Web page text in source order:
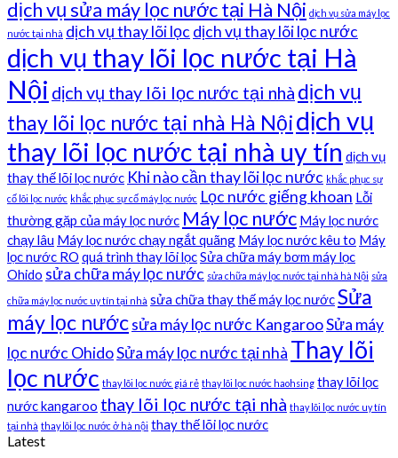
dịch vụ sửa máy lọc nước tại Hà Nội dịch vụ sửa máy lọc
nước tại nhà dịch vụ thay lõi lọc dịch vụ thay lõi lọc nước
dịch vụ thay lõi lọc nước tại Hà
Nội dịch vụ thay lõi lọc nước tại nhà dịch vụ
thay lõi lọc nước tại nhà Hà Nộidịch vụ
thay lõi lọc nước tại nhà uy tín dịch vụ
thay thế lõi lọc nước Khi nào cần thay lõi lọc nước khắc phục sự
cố lõi lọc nước khắc phục sự cố máy lọc nước Lọc nước giếng khoan Lỗi
thường gặp của máy lọc nước Máy lọc nước Máy lọc nước
chạy lâu Máy lọc nước chạy ngắt quãng Máy lọc nước kêu to Máy
lọc nước RO quá trình thay lõi lọcSửa chữa máy bơm máy lọc
Ohido sửa chữa máy lọc nước sửa chữa máy lọc nước tại nhà hà Nội sửa
chữa máy lọc nước uy tín tại nhà sửa chữa thay thế máy lọc nướcSửa
máy lọc nướcsửa máy lọc nước KangarooSửa máy
lọc nước OhidoSửa máy lọc nước tại nhà Thay lõi
lọc nước thay lõi lọc nước giá rẻ thay lõi lọc nước haohsing thay lõi lọc
nước kangaroo thay lõi lọc nước tại nhà thay lõi lọc nước uy tín
tại nhà thay lõi lọc nước ở hà nội thay thế lõi lọc nước
Latest